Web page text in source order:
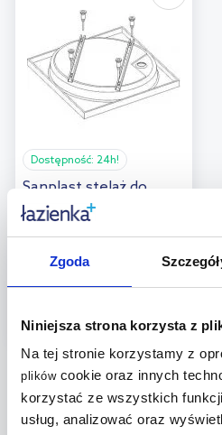
Zgoda
Niniejsza strona korzysta z
Na tej stronie korzystamy z
plikówcookie oraz innych
korzystać ze wszystkich
usług, analizować oraz
Dostępność: 24h!
Sanplast stelaż do
brodzika 194-STB-004
93,10zł
Szukaj